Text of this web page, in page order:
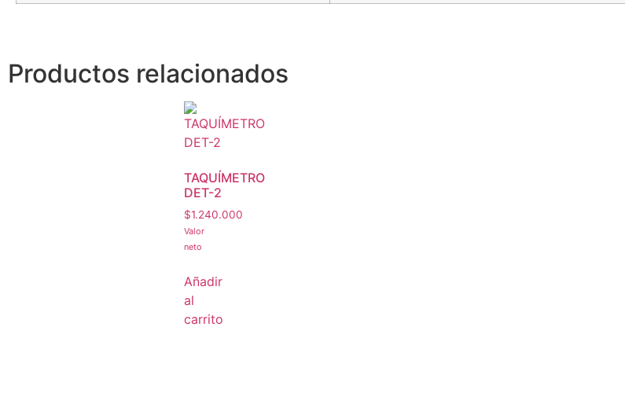
Productos relacionados
TAQUÍMETRO
DET-2
$1.240.000
Valor
neto
Añadir
al
carrito